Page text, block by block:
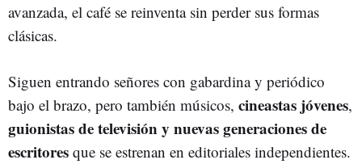
avanzada, el café se reinventa sin perder sus formas
clásicas.
Siguen entrando señores con gabardina y periódico
bajo el brazo, pero también músicos, cineastas jóvenes,
guionistas de televisión y nuevas generaciones de
escritores que se estrenan en editoriales independientes.